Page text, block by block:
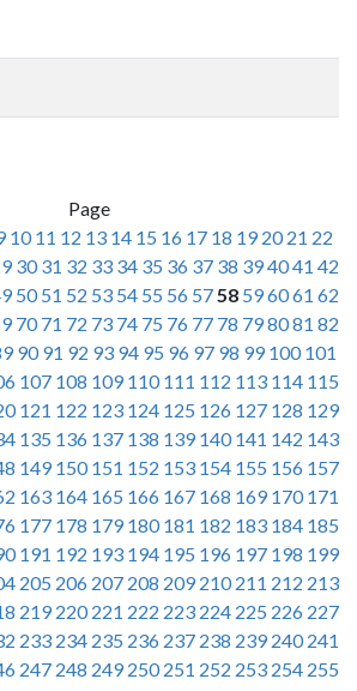
Page
10 11 12 13 14 15 16 17 18 19 20 21 22
30 31 32 33 34 35 36 37 38 394041 42
50 51 52 53 54 55 56 5758 596061 62
70 71 72 73 74 75 76 77 78 798081 82
90 91 92 93 94 95 96 97 98 99 100 101
107 108 109 110 111 112 113 114 115
121 122 123 124 125 126 127 128 129
135 136 137 138 139 140 141 142 143
149 150 151 152 153 154 155 156 157
163 164 165 166 167 168 169 170 171
177 178 179 180 181 182 183 184 185
191 192 193 194 195 196 197 198 199
205 206 207 208 209 210 211 212 213
219 220 221 222 223 224 225 226 227
233 234 235 236 237 238 239 240 241
247 248 249 250 251 252 253 254 255